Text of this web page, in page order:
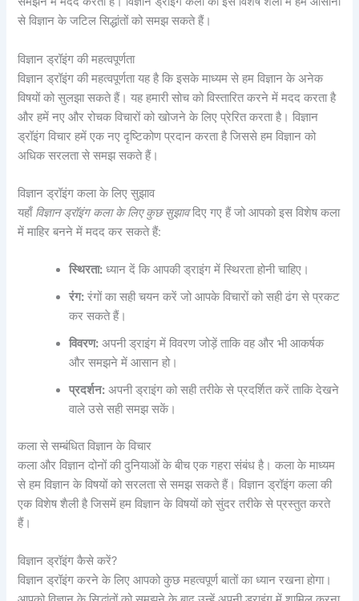
से विज्ञान के जटिल सिद्धांतों को समझ सकते हैं।
विज्ञान ड्रॉइंग की महत्वपूर्णता
विज्ञान ड्रॉइंग की महत्वपूर्णता यह है कि इसके माध्यम से हम विज्ञान के अनेक
विषयों को सुलझा सकते हैं। यह हमारी सोच को विस्तारित करने में मदद करता है
और हमें नए और रोचक विचारों को खोजने के लिए प्रेरित करता है। विज्ञान
ड्रॉइंग विचार हमें एक नए दृष्टिकोण प्रदान करता है जिससे हम विज्ञान को
अधिक सरलता से समझ सकते हैं।
विज्ञान ड्रॉइंग कला के लिए सुझाव
यहाँ विज्ञान ड्रॉइंग कला के लिए कुछ सुझावदिए गए हैं जो आपको इस विशेष कला
में माहिर बनने में मदद कर सकते हैं:
स्थिरता: ध्यान दें कि आपकी ड्राइंग में स्थिरता होनी चाहिए।
रंग: रंगों का सही चयन करें जो आपके विचारों को सही ढंग से प्रकट
कर सकते हैं।
विवरण: अपनी ड्राइंग में विवरण जोड़ें ताकि वह और भी आकर्षक
और समझने में आसान हो।
प्रदर्शन: अपनी ड्राइंग को सही तरीके से प्रदर्शित करें ताकि देखने
वाले उसे सही समझ सकें।
कला से सम्बंधित विज्ञान के विचार
कला और विज्ञान दोनों की दुनियाओं के बीच एक गहरा संबंध है। कला के माध्यम
से हम विज्ञान के विषयों को सरलता से समझ सकते हैं। विज्ञान ड्रॉइंग कला की
एक विशेष शैली है जिसमें हम विज्ञान के विषयों को सुंदर तरीके से प्रस्तुत करते
हैं।
विज्ञान ड्रॉइंग कैसे करें?
विज्ञान ड्रॉइंग करने के लिए आपको कुछ महत्वपूर्ण बातों का ध्यान रखना होगा।